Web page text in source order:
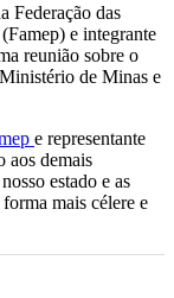
Federação das
e integrante
reunião sobre o
de Minas e
e representante
aos demais
estado e as
mais célere e